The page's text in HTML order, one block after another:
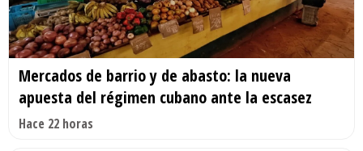
Mercados de barrio y de abasto: la nueva
apuesta del régimen cubano ante la escasez
Hace 22 horas